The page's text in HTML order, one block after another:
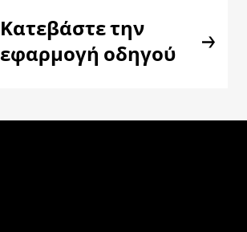
Κατεβάστε την
εφαρμογή οδηγού